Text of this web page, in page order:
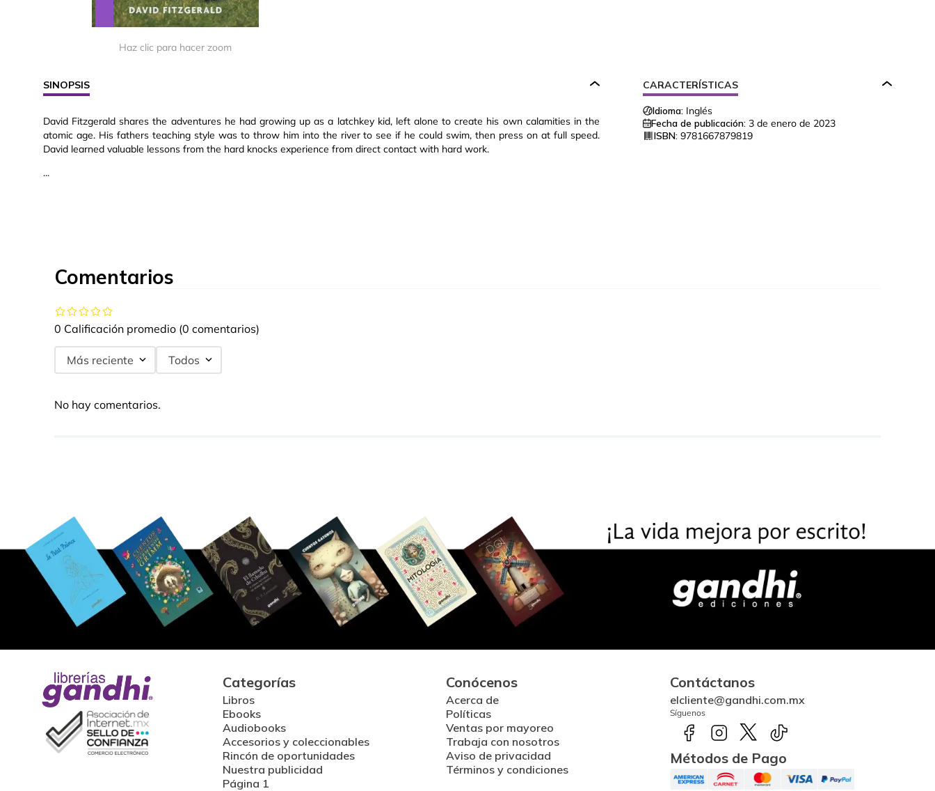
Haz clic para hacer zoom
SINOPSIS
David Fitzgerald shares the adventures he had growing up as a latchkey kid, left alone to create his own calamities in the
atomic age. His fathers teaching style was to throw him into the river to see if he could swim, then press on at full speed.
David learned valuable lessons from the hard knocks experience from direct contact with hard work.
...
CARACTERÍSTICAS
Idioma: Inglés
Fecha de publicación: 3 de enero de 2023
ISBN: 9781667879819
Comentarios
0 Calificación promedio (0 comentarios)
Más reciente Todos
No hay comentarios.
Categorías
Libros
Ebooks
Audiobooks
Accesorios y coleccionables
Rincón de oportunidades
Nuestra publicidad
Página 1
Conócenos
Acerca de
Políticas
Ventas por mayoreo
Trabaja con nosotros
Aviso de privacidad
Términos y condiciones
Contáctanos
elcliente@gandhi.com.mx
Síguenos
Métodos de Pago